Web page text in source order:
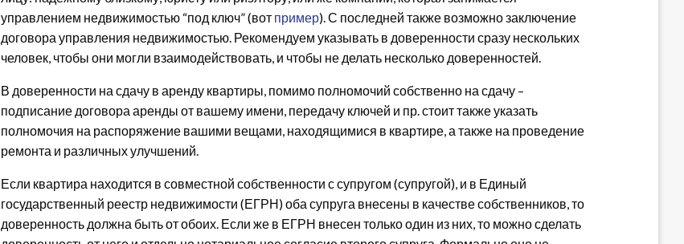
управлением недвижимостью “под ключ” (вот пример). С последней также возможно заключение
договора управления недвижимостью. Рекомендуем указывать в доверенности сразу нескольких
человек, чтобы они могли взаимодействовать, и чтобы не делать несколько доверенностей.
В доверенности на сдачу в аренду квартиры, помимо полномочий собственно на сдачу –
подписание договора аренды от вашему имени, передачу ключей и пр. стоит также указать
полномочия на распоряжение вашими вещами, находящимися в квартире, а также на проведение
ремонта и различных улучшений.
Если квартира находится в совместной собственности с супругом (супругой), и в Единый
государственный реестр недвижимости (ЕГРН) оба супруга внесены в качестве собственников, то
доверенность должна быть от обоих. Если же в ЕГРН внесен только один из них, то можно сделать